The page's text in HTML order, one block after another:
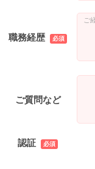
職務経歴
ご質問など
認証